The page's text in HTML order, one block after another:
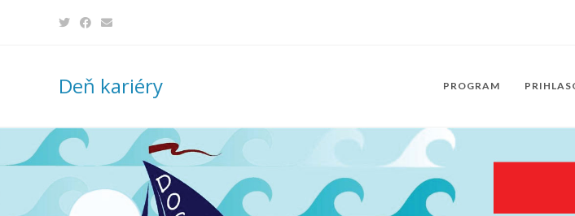
Deň kariéry PROGRAM